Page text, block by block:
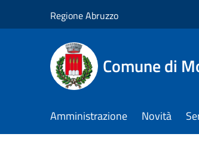
Regione Abruzzo
Comune di
Amministrazione Novità